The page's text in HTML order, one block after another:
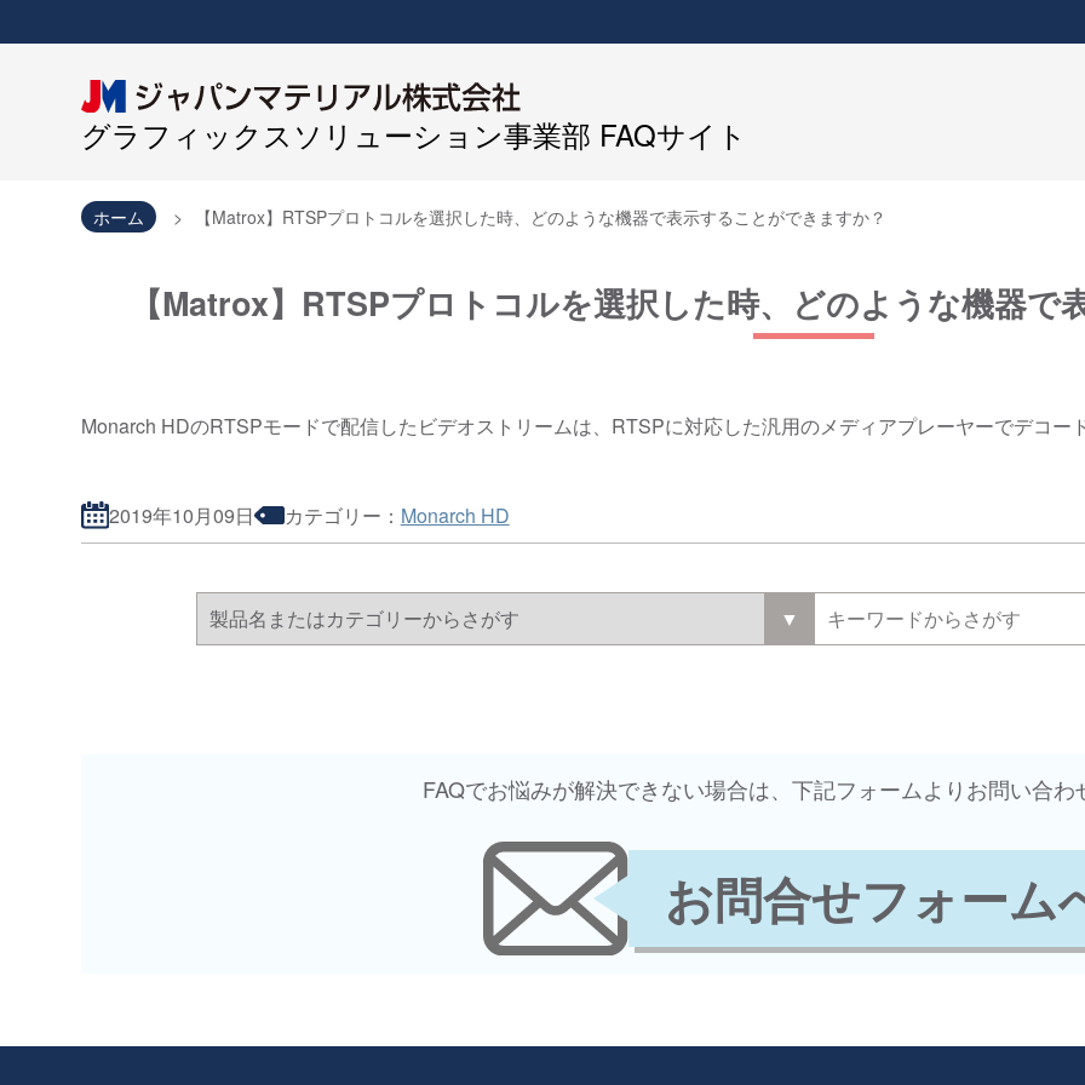
グラフィックスソリューション事業部 FAQサイト
ホーム 【Matrox】RTSPプロトコルを選択した時、どのような機器で表示することができますか？
【Matrox】RTSPプロトコルを選択した時、どのような機器で
Monarch HDのRTSPモードで配信したビデオストリームは、RTSPに対応した汎用のメディアプレーヤーでデコー
2019年10月09日 カテゴリー： Monarch HD
FAQでお悩みが解決できない場合は、下記フォームよりお問い合わ
お問合せフォーム